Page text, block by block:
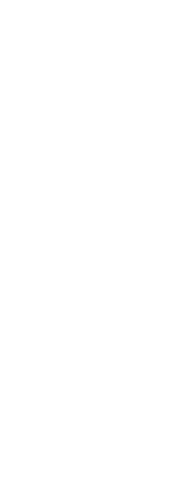
devra
https://
à une
rectifier ou
mette à jour
peuvent